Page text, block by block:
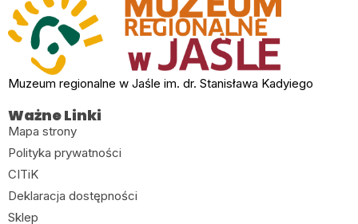
Muzeum regionalne w Jaśle im. dr. Stanisława Kadyiego
Ważne Linki
Mapa strony
Polityka prywatności
CITiK
Deklaracja dostępności
Sklep